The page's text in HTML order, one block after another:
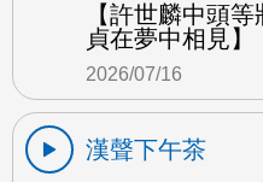
【許世麟中頭
貞在夢中相見
2026/07/16
漢聲下午茶